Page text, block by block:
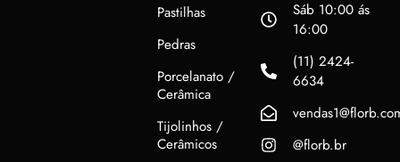
Pastilhas
Pedras
Porcelanato /
Cerâmica
Tijolinhos /
Cerâmicos
Sáb 10:00 ás
16:00
(11) 2424-
6634
@florb.br